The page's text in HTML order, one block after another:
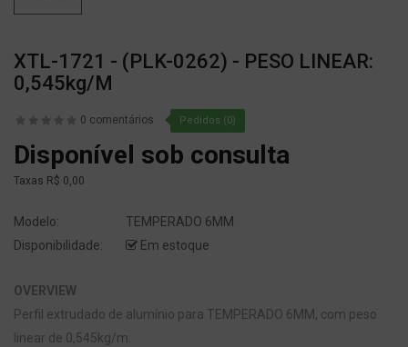
XTL-1721 - (PLK-0262) - PESO LINEAR:
0,545kg/m
0 comentários Pedidos (0)
Disponível sob consulta
Taxas R$ 0,00
Modelo:
TEMPERADO 6MM
Disponibilidade:
Em estoque
OVERVIEW
Perfil extrudado de alumínio para TEMPERADO 6MM, com peso
linear de 0,545kg/m.